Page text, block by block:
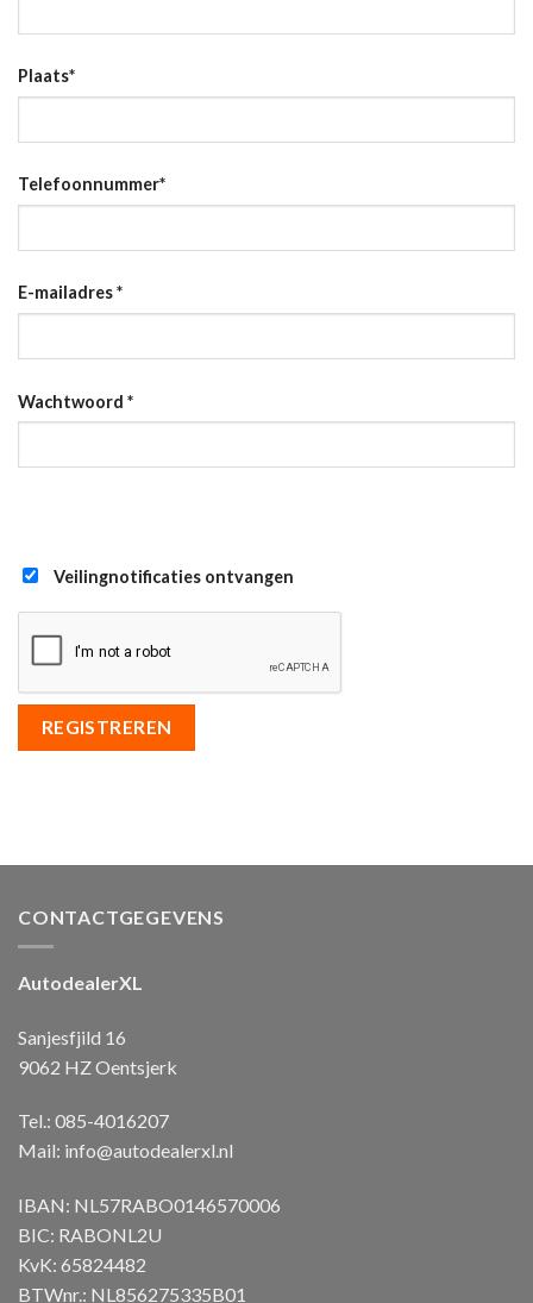
Plaats*
Telefoonnummer*
E-mailadres*
Wachtwoord *
Veilingnotificaties ontvangen
REGISTREREN
CONTACTGEGEVENS
AutodealerXL
Sanjesfjild 16
9062 HZ Oentsjerk
Tel.: 085-4016207
Mail: info@autodealerxl.nl
IBAN: NL57RABO0146570006
BIC: RABONL2U
KvK: 65824482
BTWnr.: NL856275335B01